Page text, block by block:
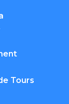
Tours